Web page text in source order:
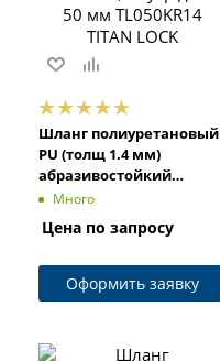
Шланг полиуретановый
PU (толщ 1.4 мм)
абразивостойкий
"KARELIA", внутр.диам.
LOCK
Много
Цена по запросу
Оформить заявку